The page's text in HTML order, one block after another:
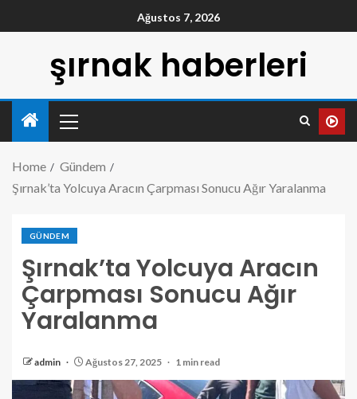
Ağustos 7, 2026
şırnak haberleri
Home
Gündem
Şırnak’ta Yolcuya Aracın Çarpması Sonucu Ağır Yaralanma
GÜNDEM
Şırnak’ta Yolcuya Aracın
Çarpması Sonucu Ağır
Yaralanma
admin Ağustos 27, 2025 1 min read